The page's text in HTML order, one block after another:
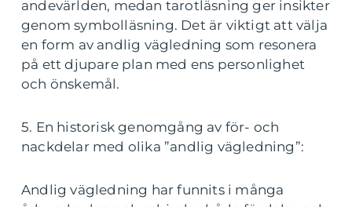
andevärlden, medan tarotläsning ger insikter
genom symbolläsning. Det är viktigt att välja
en form av andlig vägledning som resonera
på ett djupare plan med ens personlighet
och önskemål.
5. En historisk genomgång av för- och
nackdelar med olika ”andlig vägledning”:
Andlig vägledning har funnits i många